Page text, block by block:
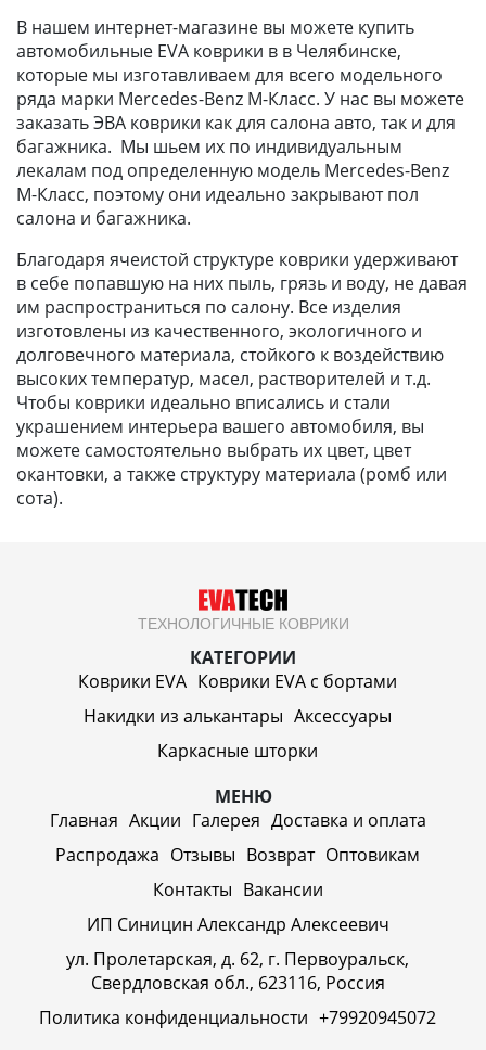
В нашем интернет-магазине вы можете купить
автомобильные EVA коврики в в Челябинске,
которые мы изготавливаем для всего модельного
ряда марки Mercedes-Benz M-Класс. У нас вы можете
заказать ЭВА коврики как для салона авто, так и для
багажника. Мы шьем их по индивидуальным
лекалам под определенную модель Mercedes-Benz
M-Класс, поэтому они идеально закрывают пол
салона и багажника.
Благодаря ячеистой структуре коврики удерживают
в себе попавшую на них пыль, грязь и воду, не давая
им распространиться по салону. Все изделия
изготовлены из качественного, экологичного и
долговечного материала, стойкого к воздействию
высоких температур, масел, растворителей и т.д.
Чтобы коврики идеально вписались и стали
украшением интерьера вашего автомобиля, вы
можете самостоятельно выбрать их цвет, цвет
окантовки, а также структуру материала (ромб или
сота).
ТЕХНОЛОГИЧНЫЕ КОВРИКИ
КАТЕГОРИИ
Коврики EVA Коврики EVA c бортами
Накидки из алькантары Аксессуары
Каркасные шторки
МЕНЮ
Главная Акции Галерея Доставка и оплата
Распродажа Отзывы Возврат Оптовикам
Контакты Вакансии
ИП Синицин Александр Алексеевич
ул. Пролетарская, д. 62, г. Первоуральск,
Свердловская обл., 623116, Россия
Политика конфиденциальности +79920945072